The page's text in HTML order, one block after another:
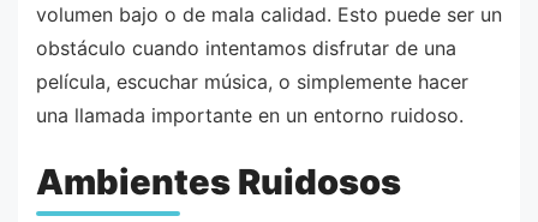
volumen bajo o de mala calidad. Esto puede ser un
obstáculo cuando intentamos disfrutar de una
película, escuchar música, o simplemente hacer
una llamada importante en un entorno ruidoso.
Ambientes Ruidosos